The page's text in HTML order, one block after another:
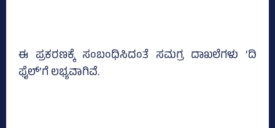
ಈ ಪ್ರಕರಣಕ್ಕೆ ಸಂಬಂಧಿಸಿದಂತೆ ಸಮಗ್ರ ದಾಖಲೆಗಳು ‘ದಿ
ಫೈಲ್‌’ಗೆ ಲಭ್ಯವಾಗಿವೆ.